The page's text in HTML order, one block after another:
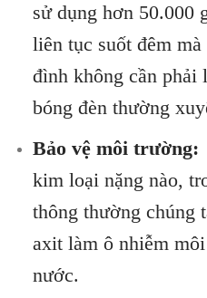
sử dụng hơn 50.000
liên tục suốt đêm
đình không cần phải
bóng đèn thường
Bảo vệ môi trường:
kim loại nặng nào,
thông thường chúng
axit làm ô nhiễm
nước.